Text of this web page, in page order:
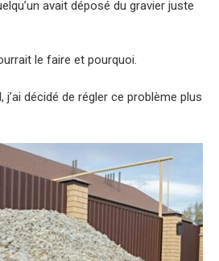
avait déposé du gravier juste
le faire et pourquoi.
j’ai décidé de régler ce problème plus